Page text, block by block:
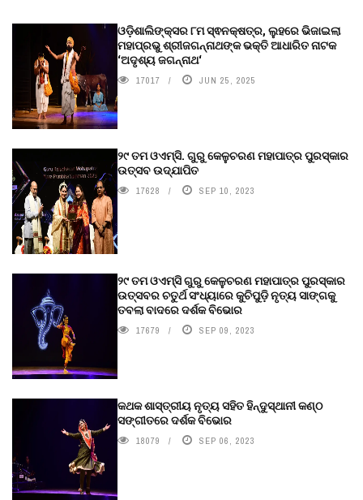
ଓଡ଼ିଶାଲିଙ୍କ୍ସର ୮ମ ସ୍ଵନକ୍ଷତ୍ର, ଲୁହରେ ଭିଜାଇଲା
ମହାପ୍ରଭୁ ଶ୍ରୀଜଗନ୍ନାଥଙ୍କ ଭକ୍ତି ଆଧାରିତ ନାଟକ
‘ଅଦୃଶ୍ୟ ଜଗନ୍ନାଥ‘
17017 JUN 25, 2025
୨୯ ତମ ଓଏମ୍‌ସି. ଗୁରୁ କେଳୁଚରଣ ମହାପାତ୍ର ପୁରସ୍କାର
ଉତ୍ସବ ଉଦ୍‍ଯାପିତ
17628 SEP 10, 2023
୨୯ ତମ ଓଏମ୍‌ସି ଗୁରୁ କେଳୁଚରଣ ମହାପାତ୍ର ପୁରସ୍କାର
ଉତ୍ସବର ଚତୁର୍ଥ ସଂଧ୍ୟାରେ କୁଚିପୁଡ଼ି ନୃତ୍ୟ ସାଙ୍ଗକୁ
ତବଲା ବାଦରେ ଦର୍ଶକ ବିଭୋର
17679 SEP 09, 2023
କଥକ ଶାସ୍ତ୍ରୀୟ ନୃତ୍ୟ ସହିତ ହିନ୍ଦୁସ୍ଥାନୀ କଣ୍ଠ
ସଙ୍ଗୀତରେ ଦର୍ଶକ ବିଭୋର
18079 SEP 06, 2023